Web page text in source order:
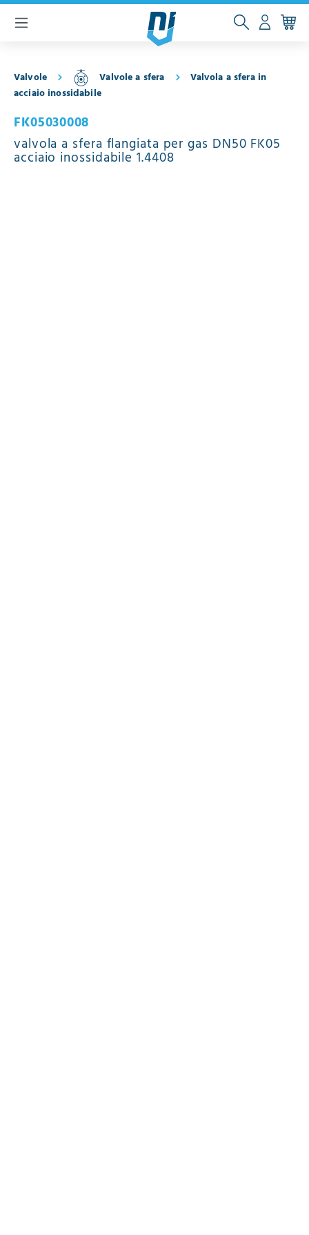
principale
Valvole Valvole a sfera
Valvola a sfera in
acciaio inossidabile
FK05030008
valvola a sfera flangiata per gas DN50 FK05
acciaio inossidabile 1.4408